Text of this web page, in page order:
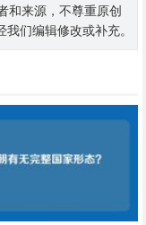
和来源，不尊重原创
们编辑修改或补充。